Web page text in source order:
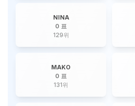
NINA
0 표
129위
MAKO
0 표
131위